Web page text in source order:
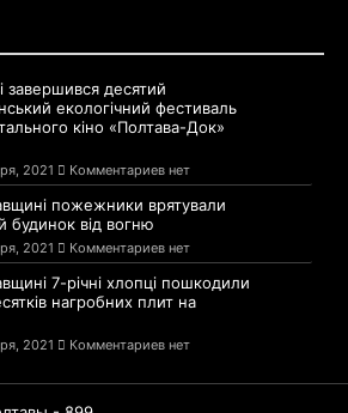
завершився десятий
екологічний фестиваль
кіно «Полтава-Док»
2021 Комментариев нет
пожежники врятували
будинок від вогню
2021 Комментариев нет
7-річні хлопці пошкодили
нагробних плит на
2021 Комментариев нет